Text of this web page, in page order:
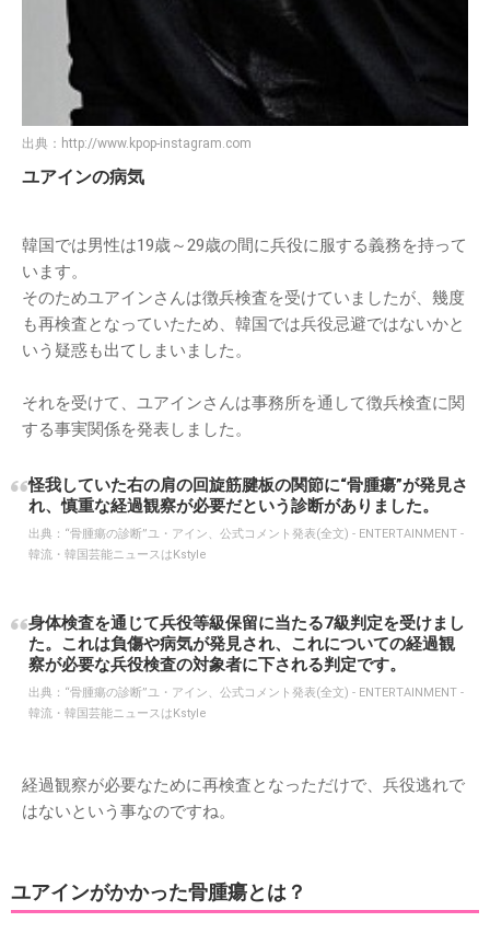
出典： http://www.kpop-instagram.com
ユアインの病気
韓国では男性は19歳～29歳の間に兵役に服する義務を持って
います。
そのためユアインさんは徴兵検査を受けていましたが、幾度
も再検査となっていたため、韓国では兵役忌避ではないかと
いう疑惑も出てしまいました。
それを受けて、ユアインさんは事務所を通して徴兵検査に関
する事実関係を発表しました。
怪我していた右の肩の回旋筋腱板の関節に“骨腫瘍”が発見さ
れ、慎重な経過観察が必要だという診断がありました。
出典： “骨腫瘍の診断”ユ・アイン、公式コメント発表(全文) - ENTERTAINMENT -
韓流・韓国芸能ニュースはKstyle
身体検査を通じて兵役等級保留に当たる7級判定を受けまし
た。これは負傷や病気が発見され、これについての経過観
察が必要な兵役検査の対象者に下される判定です。
出典： “骨腫瘍の診断”ユ・アイン、公式コメント発表(全文) - ENTERTAINMENT -
韓流・韓国芸能ニュースはKstyle
経過観察が必要なために再検査となっただけで、兵役逃れで
はないという事なのですね。
ユアインがかかった骨腫瘍とは？